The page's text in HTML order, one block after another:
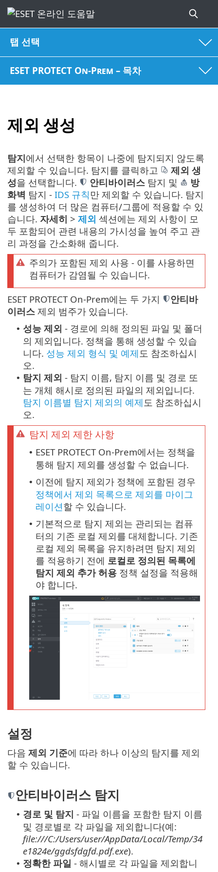
탭 선택
ESET PROTECT On-Prem – 목차
제외 생성
탐지에서 선택한 항목이 나중에 탐지되지 않도록
제외할 수 있습니다. 탐지를 클릭하고
제외 생
성을 선택합니다. 안티바이러스 탐지 및
방
화벽 탐지 - IDS 규칙 만 제외할 수 있습니다. 탐지
를 생성하여 더 많은 컴퓨터/그룹에 적용할 수 있
습니다. 자세히 > 제외 섹션에는 제외 사항이 모
두 포함되어 관련 내용의 가시성을 높여 주고 관
리 과정을 간소화해 줍니다.
주의가 포함된 제외 사용 - 이를 사용하면
컴퓨터가 감염될 수 있습니다.
ESET PROTECT On-Prem에는 두 가지
안티바
이러스 제외 범주가 있습니다.
• 성능 제외 - 경로에 의해 정의된 파일 및 폴더
의 제외입니다. 정책을 통해 생성할 수 있습
니다. 성능 제외 형식 및 예제 도 참조하십시
오.
• 탐지 제외 - 탐지 이름, 탐지 이름 및 경로 또
는 개체 해시로 정의된 파일의 제외입니다.
탐지 이름별 탐지 제외의 예제 도 참조하십시
오.
탐지 제외 제한 사항
• ESET PROTECT On-Prem에서는 정책을
통해 탐지 제외를 생성할 수 없습니다.
• 이전에 탐지 제외가 정책에 포함된 경우
정책에서 제외 목록으로 제외를 마이그
레이션할 수 있습니다.
• 기본적으로 탐지 제외는 관리되는 컴퓨
터의 기존 로컬 제외를 대체합니다. 기존
로컬 제외 목록을 유지하려면 탐지 제외
를 적용하기 전에 로컬로 정의된 목록에
탐지 제외 추가 허용 정책 설정을 적용해
야 합니다.
설정
다음 제외 기준에 따라 하나 이상의 탐지를 제외
할 수 있습니다.
안티바이러스 탐지
• 경로 및 탐지 - 파일 이름을 포함한 탐지 이름
및 경로별로 각 파일을 제외합니다(예:
file:///C:/Users/user/AppData/Local/Temp/34
e1824e/ggdsfdgfd.pdf.exe).
• 정확한 파일 - 해시별로 각 파일을 제외합니